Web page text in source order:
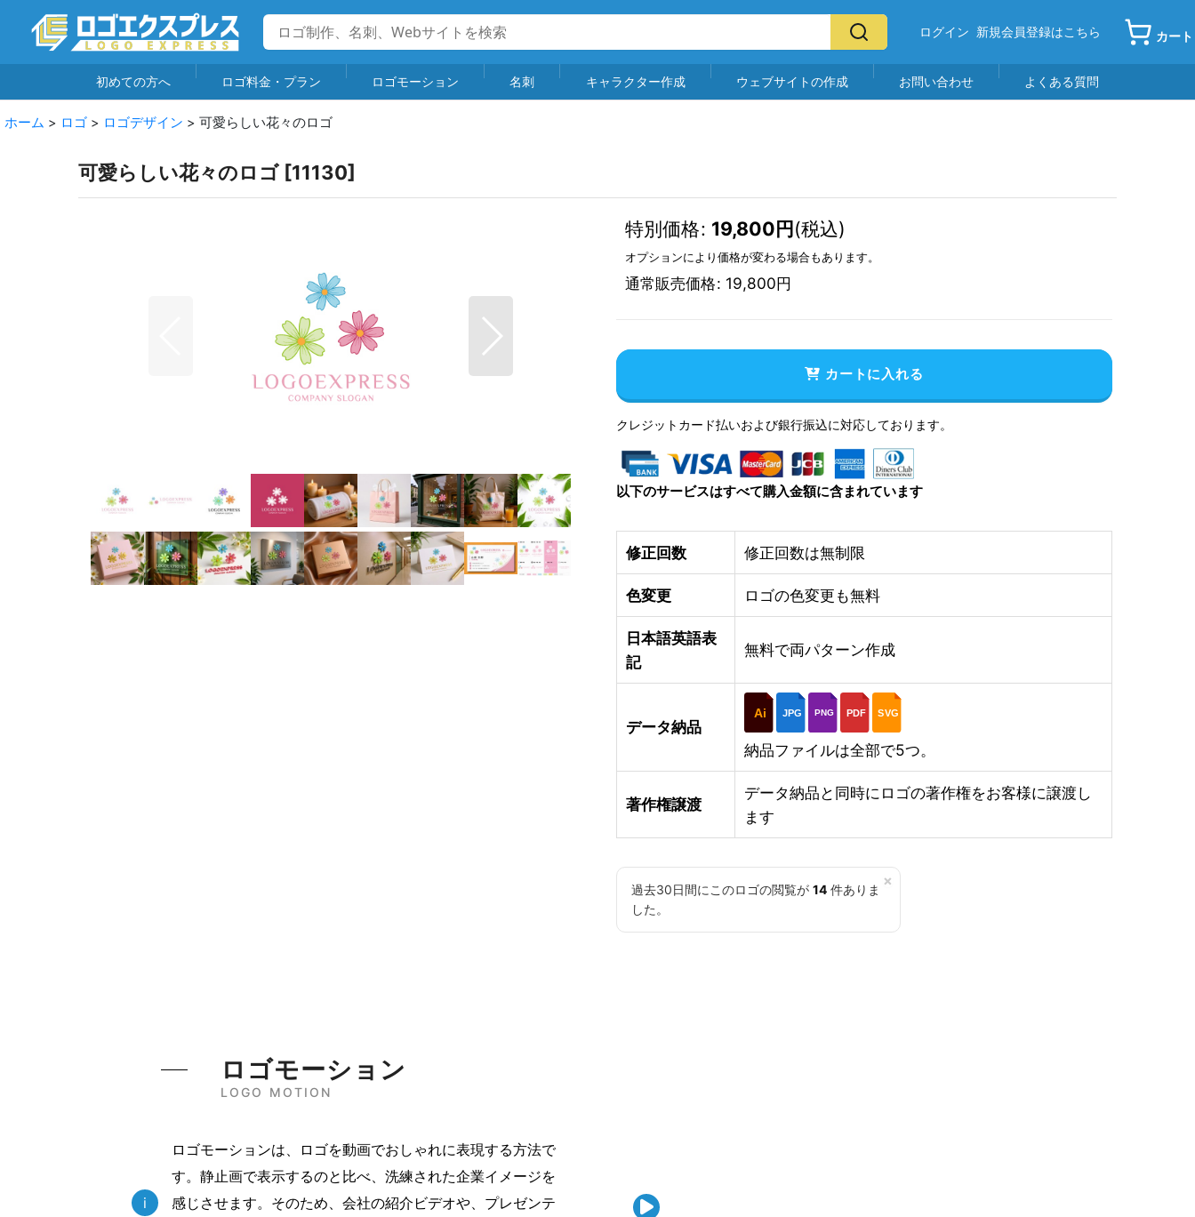
ログイン 新規会員登録はこちら カート
初めての方へ ロゴ料金・プラン ロゴモーション 名刺 キャラクター作成 ウェブサイトの作成 お問い合わせ よくある質問
ホーム > ロゴ > ロゴデザイン > 可愛らしい花々のロゴ
可愛らしい花々のロゴ [11130]
特別価格: 19,800円(税込)
オプションにより価格が変わる場合もあります。
通常販売価格: 19,800円
カートに入れる
クレジットカード払いおよび銀行振込に対応しております。
以下のサービスはすべて購入金額に含まれています
修正回数 修正回数は無制限
色変更 ロゴの色変更も無料
日本語英語表
記
無料で両パターン作成
データ納品
Ai JPG PNG PDF SVG
納品ファイルは全部で5つ。
著作権譲渡
データ納品と同時にロゴの著作権をお客様に譲渡し
ます
×
過去30日間にこのロゴの閲覧が 14 件ありま
した。
ロゴモーション
LOGO MOTION
i
ロゴモーションは、ロゴを動画でおしゃれに表現する方法で
す。静止画で表示するのと比べ、洗練された企業イメージを
感じさせます。そのため、会社の紹介ビデオや、プレゼンテ
